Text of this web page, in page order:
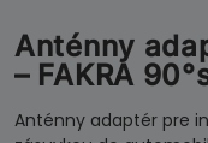
Anténny
– FAKRA
Anténny adaptér pre